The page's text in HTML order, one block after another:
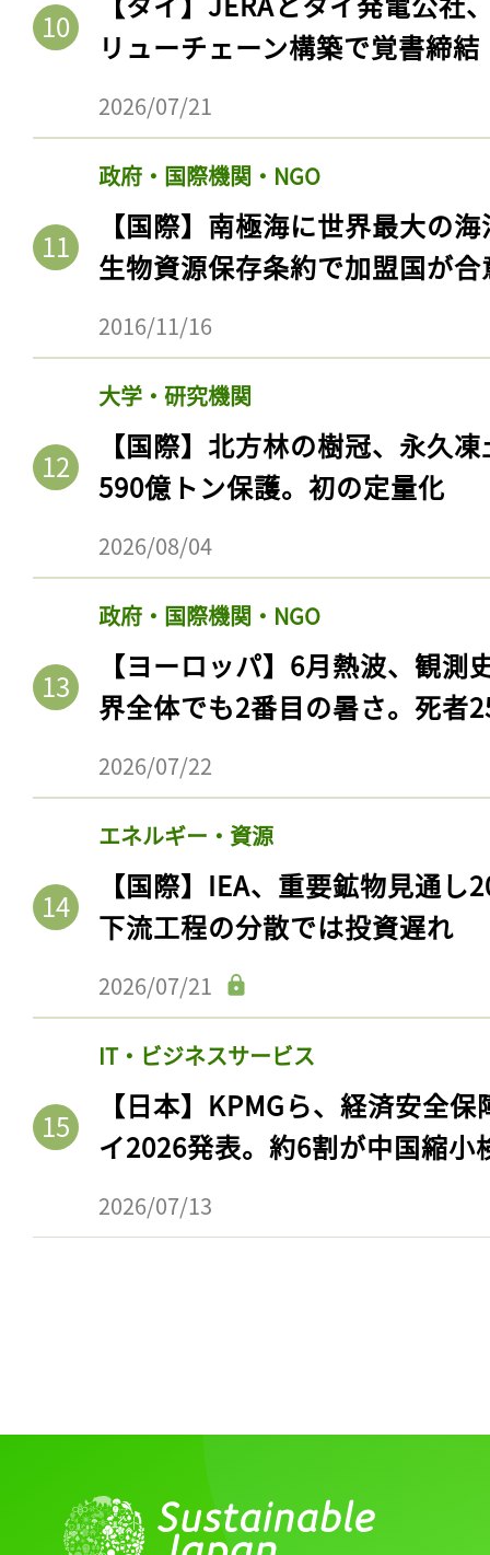
リューチェーン構築で覚書締結
2026/07/21
政府・国際機関・NGO
【国際】南極海に世界最大の
生物資源保存条約で加盟国が合
2016/11/16
大学・研究機関
【国際】北方林の樹冠、永久
590億トン保護。初の定量化
2026/08/04
政府・国際機関・NGO
【ヨーロッパ】6月熱波、観
界全体でも2番目の暑さ。死者
2026/07/22
エネルギー・資源
【国際】IEA、重要鉱物見通
下流工程の分散では投資遅れ
2026/07/21
IT・ビジネスサービス
【日本】KPMGら、経済安全
イ2026発表。約6割が中国縮小
2026/07/13